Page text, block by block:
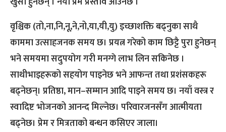
वृश्चिक (तो,ना,नि,नू,ने,नो,या,यी,यु) इच्छाशक्ति बढ्नुका साथै
काममा उत्साहजनक समय छ। प्रयत्न गरेको काम छिट्टै पुरा हुनेछन्
भने समयमा सदुपयोग गरी मनग्गे लाभ लिन सकिनेछ ।
साथीभाइहरूको सहयोग पाइनेछ भने आफन्त तथा प्रशंसकहरू
बढ्नेछन्। प्रतिष्ठा, मान–सम्मान आदि पाइने समय छ। नयाँ वस्त्र र
स्वादिष्ट भोजनको आनन्द मिल्नेछ। परिवारजनसँग आत्मीयता
बढ्नेछ। प्रेम र मित्रताको बन्धन कसिएर जाला।